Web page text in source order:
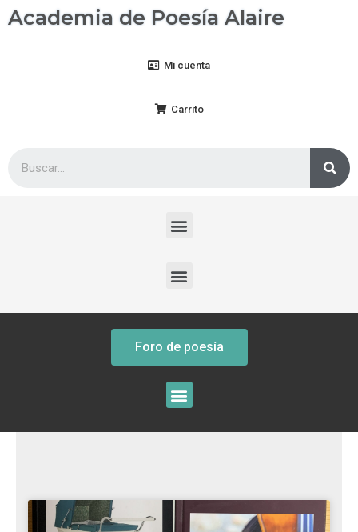
Academia de Poesía Alaire
Mi cuenta
Carrito
Foro de poesía